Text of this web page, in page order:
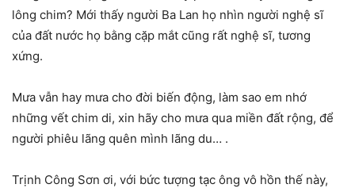
lông chim? Mới thấy người Ba Lan họ nhìn người nghệ sĩ
của đất nước họ bằng cặp mắt cũng rất nghệ sĩ, tương
xứng.
Mưa vẫn hay mưa cho đời biến động, làm sao em nhớ
những vết chim di, xin hãy cho mưa qua miền đất rộng, để
người phiêu lãng quên mình lãng du… .
Trịnh Công Sơn ơi, với bức tượng tạc ông vô hồn thế này,